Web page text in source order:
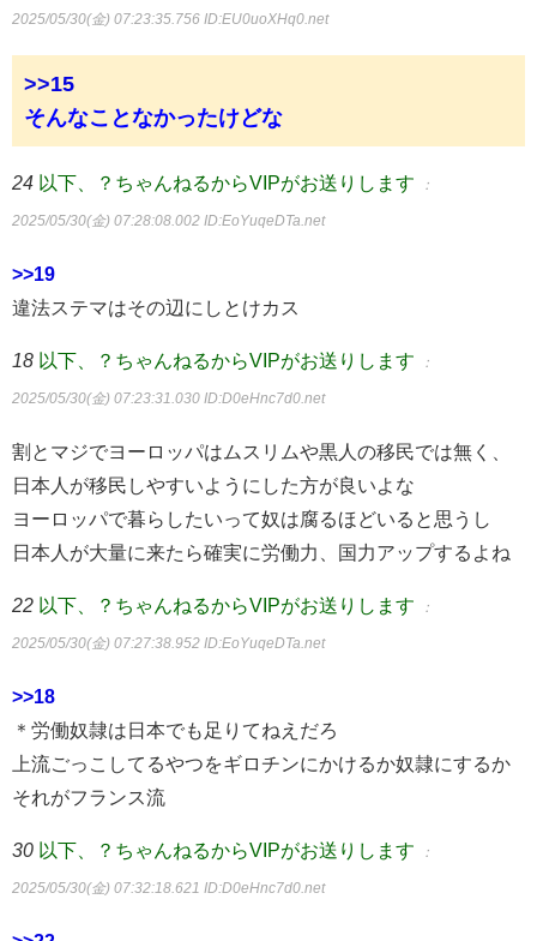
2025/05/30(金) 07:23:35.756 ID:EU0uoXHq0.net
>>15
そんなことなかったけどな
24 以下、？ちゃんねるからVIPがお送りします ：
2025/05/30(金) 07:28:08.002 ID:EoYuqeDTa.net
>>19
違法ステマはその辺にしとけカス
18 以下、？ちゃんねるからVIPがお送りします ：
2025/05/30(金) 07:23:31.030 ID:D0eHnc7d0.net
割とマジでヨーロッパはムスリムや黒人の移民では無く、
日本人が移民しやすいようにした方が良いよな
ヨーロッパで暮らしたいって奴は腐るほどいると思うし
日本人が大量に来たら確実に労働力、国力アップするよね
22 以下、？ちゃんねるからVIPがお送りします ：
2025/05/30(金) 07:27:38.952 ID:EoYuqeDTa.net
>>18
＊労働奴隷は日本でも足りてねえだろ
上流ごっこしてるやつをギロチンにかけるか奴隷にするか
それがフランス流
30 以下、？ちゃんねるからVIPがお送りします ：
2025/05/30(金) 07:32:18.621 ID:D0eHnc7d0.net